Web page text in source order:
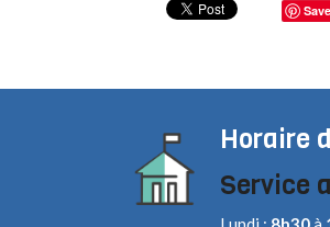
Save
Horaire
Service